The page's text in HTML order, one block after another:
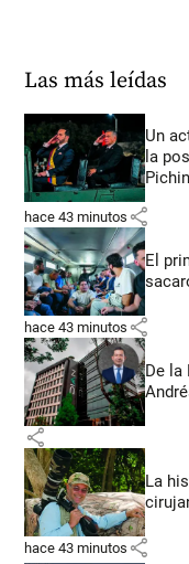
Las más leídas
Un
la
hace 43 minutos share
El
hace 43 minutos share
De la
share
La
hace 43 minutos share